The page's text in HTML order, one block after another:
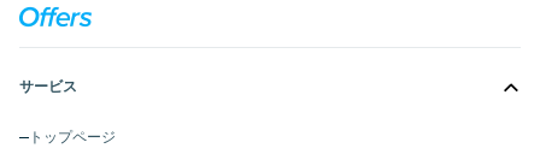
サービス
トップページ